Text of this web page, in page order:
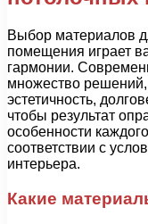
Выбор материалов
помещения играет
гармонии.
множество решений,
эстетичность,
чтобы результат
особенности
соответствии с
интерьера.
Какие